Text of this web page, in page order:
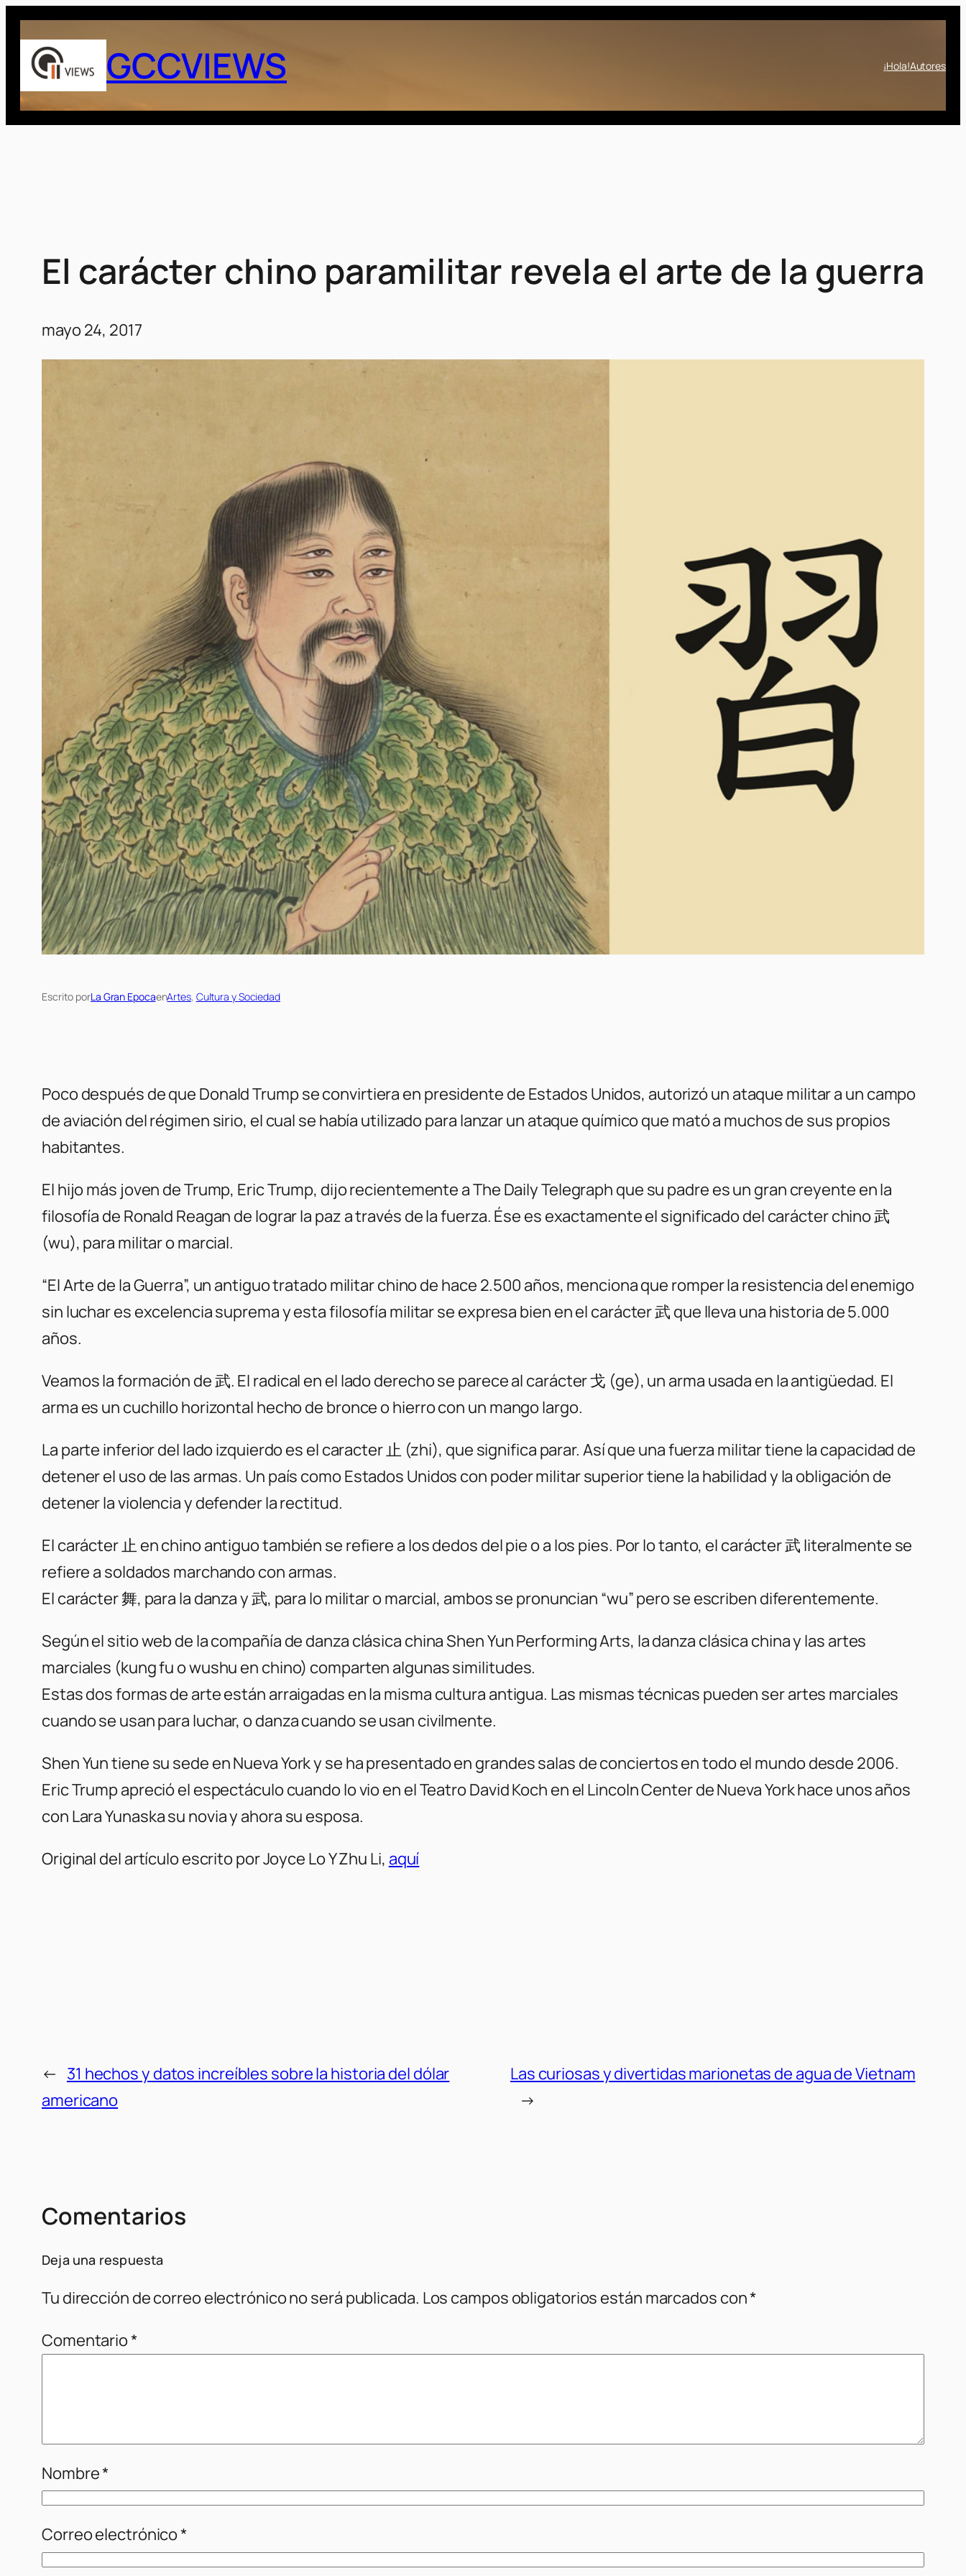
Saltar
contenido
GCCVIEWS ¡Hola!Autores
El carácter chino paramilitar revela el arte de la guerra
mayo 24, 2017
Escrito porLa Gran EpocaenArtes, Cultura y Sociedad
Poco después de que Donald Trump se convirtiera en presidente de Estados Unidos, autorizó un ataque militar a un campo
de aviación del régimen sirio, el cual se había utilizado para lanzar un ataque químico que mató a muchos de sus propios
habitantes.
El hijo más joven de Trump, Eric Trump, dijo recientemente a The Daily Telegraph que su padre es un gran creyente en la
filosofía de Ronald Reagan de lograr la paz a través de la fuerza. Ése es exactamente el significado del carácter chino 武
(wu), para militar o marcial.
“El Arte de la Guerra”, un antiguo tratado militar chino de hace 2.500 años, menciona que romper la resistencia del enemigo
sin luchar es excelencia suprema y esta filosofía militar se expresa bien en el carácter 武 que lleva una historia de 5.000
años.
Veamos la formación de 武. El radical en el lado derecho se parece al carácter 戈 (ge), un arma usada en la antigüedad. El
arma es un cuchillo horizontal hecho de bronce o hierro con un mango largo.
La parte inferior del lado izquierdo es el caracter 止 (zhi), que significa parar. Así que una fuerza militar tiene la capacidad de
detener el uso de las armas. Un país como Estados Unidos con poder militar superior tiene la habilidad y la obligación de
detener la violencia y defender la rectitud.
El carácter 止 en chino antiguo también se refiere a los dedos del pie o a los pies. Por lo tanto, el carácter 武 literalmente se
refiere a soldados marchando con armas.
El carácter 舞, para la danza y 武, para lo militar o marcial, ambos se pronuncian “wu” pero se escriben diferentemente.
Según el sitio web de la compañía de danza clásica china Shen Yun Performing Arts, la danza clásica china y las artes
marciales (kung fu o wushu en chino) comparten algunas similitudes.
Estas dos formas de arte están arraigadas en la misma cultura antigua. Las mismas técnicas pueden ser artes marciales
cuando se usan para luchar, o danza cuando se usan civilmente.
Shen Yun tiene su sede en Nueva York y se ha presentado en grandes salas de conciertos en todo el mundo desde 2006.
Eric Trump apreció el espectáculo cuando lo vio en el Teatro David Koch en el Lincoln Center de Nueva York hace unos años
con Lara Yunaska su novia y ahora su esposa.
Original del artículo escrito por Joyce Lo Y Zhu Li, aquí
← 31 hechos y datos increíbles sobre la historia del dólar
americano
Las curiosas y divertidas marionetas de agua de Vietnam
→
Comentarios
Deja una respuesta
Tu dirección de correo electrónico no será publicada. Los campos obligatorios están marcados con*
Comentario*
Nombre*
Correo electrónico*